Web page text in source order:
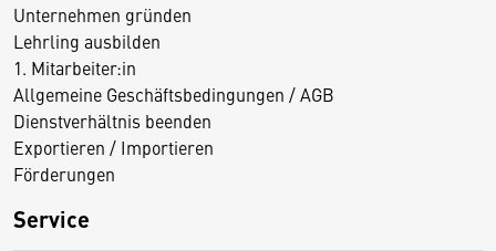
Unternehmen gründen
Lehrling ausbilden
1. Mitarbeiter:in
Allgemeine Geschäftsbedingungen / AGB
Dienstverhältnis beenden
Exportieren / Importieren
Förderungen
Service